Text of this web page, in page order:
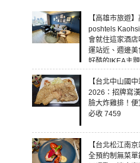
【高雄市旅遊
poshtels
會就住這家酒
運站近、週邊
好酷的IKEA主
光！ 7460
【台北中山國
2026：招牌寫
臉大炸雞排！
必收 7459
【台北松江南
全預約制無菜單